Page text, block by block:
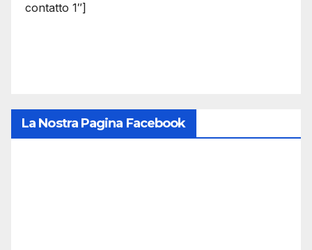
contatto 1″]
La Nostra Pagina Facebook